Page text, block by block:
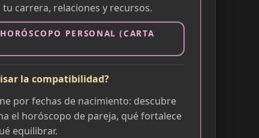
carrera, relaciones y recursos.
PERSONAL (CARTA
la compatibilidad?
por fechas de nacimiento: descubre
el horóscopo de pareja, qué fortalece
equilibrar.